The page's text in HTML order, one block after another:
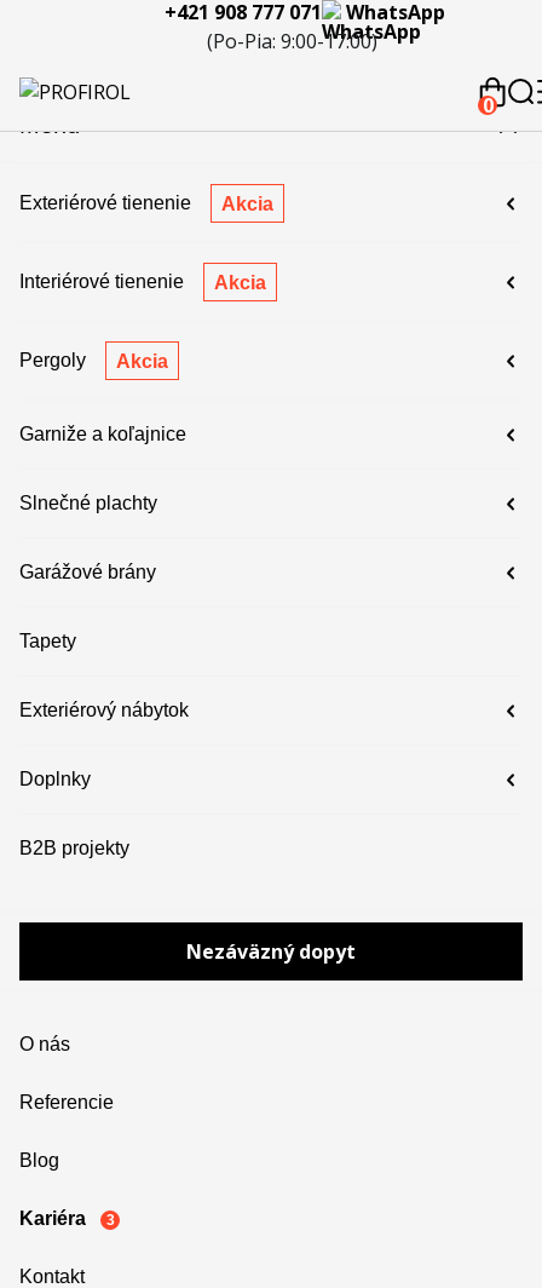
Servis a
reklamácie
KontaktyKariéraSpolupráca
777 071
+421 908 777 071
WhatsApp
(Po-Pia: 9:00-17:00)
0
Menu
Exteriérové tienenie Akcia
Interiérové tienenie Akcia
Pergoly Akcia
Garniže a koľajnice
Slnečné plachty
Garážové brány
Tapety
Exteriérový nábytok
Doplnky
B2B projekty
Nezáväzný dopyt
O nás
Referencie
Blog
Kariéra 3
Kontakt